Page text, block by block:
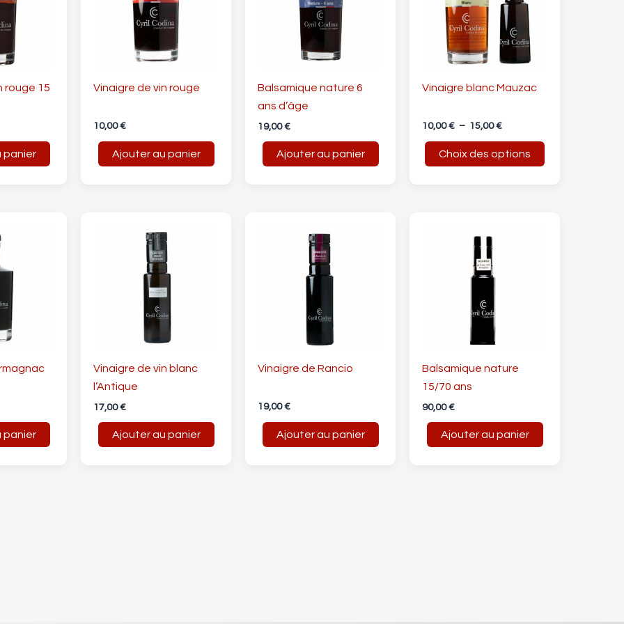
rouge 15
panier
Vinaigre de vin rouge
10,00€
Ajouter au panier
Balsamique nature 6
ans d’âge
19,00€
Ajouter au panier
Vinaigre blanc Mauzac
10,00€ – 15,00€
Choix des options
variations.
options
peuvent
être
sur
la
page
panier
Vinaigre de vin blanc
l’Antique
17,00€
Ajouter au panier
Vinaigre de Rancio
19,00€
Ajouter au panier
Balsamique nature
15/70 ans
90,00€
Ajouter au panier